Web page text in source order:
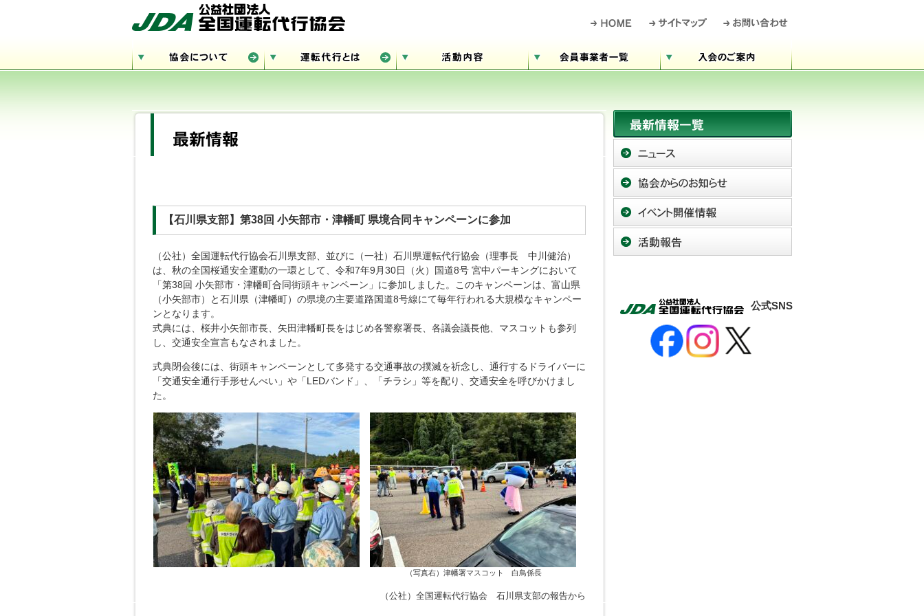
【石川県支部】第38回 小矢部市・津幡町 県境合同キャンペーンに参加
（公社）全国運転代行協会石川県支部、並びに（一社）石川県運転代行協会（理事長 中川健治）
は、秋の全国桜通安全運動の一環として、令和7年9月30日（火）国道8号 宮中パーキングにおいて
「第38回 小矢部市・津幡町合同街頭キャンペーン」に参加しました。このキャンペーンは、富山県
（小矢部市）と石川県（津幡町）の県境の主要道路国道8号線にて毎年行われる大規模なキャンペー
ンとなります。
式典には、桜井小矢部市長、矢田津幡町長をはじめ各警察署長、各議会議長他、マスコットも参列
し、交通安全宣言もなされました。
式典閉会後には、街頭キャンペーンとして多発する交通事故の撲滅を祈念し、通行するドライバーに
「交通安全通行手形せんべい」や「LEDバンド」、「チラシ」等を配り、交通安全を呼びかけまし
た。
（写真右）津幡署マスコット 白鳥係長
（公社）全国運転代行協会 石川県支部の報告から
公式SNS